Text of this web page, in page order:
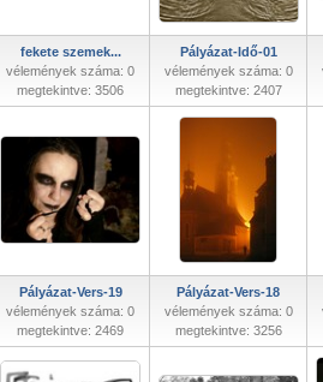
fekete szemek...
vélemények száma: 0
megtekintve: 3506
Pályázat-Idő-01
vélemények száma: 0
megtekintve: 2407
Pályázat-Vers-19
vélemények száma: 0
megtekintve: 2469
Pályázat-Vers-18
vélemények száma: 0
megtekintve: 3256